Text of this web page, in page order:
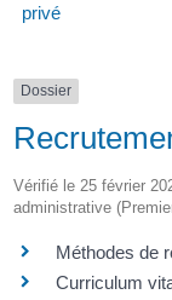
privé
Dossier
Vérifié le 25 février
administrative
Méthodes de
Curriculum